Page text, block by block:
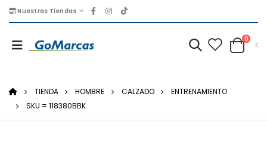
Nuestras Tiendas
0
TIENDA HOMBRE CALZADO
ENTRENAMIENTO
SKU = 118380BBK